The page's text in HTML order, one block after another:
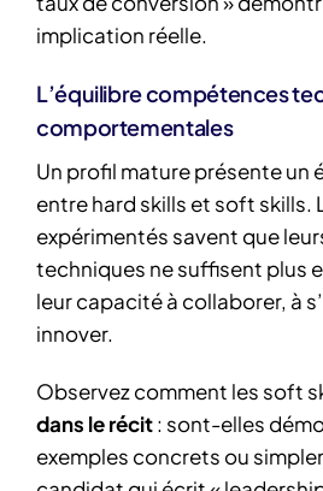
implication réelle.
L’équilibre compétences
comportementales
Un profil mature présente un
entre hard skills et soft skills.
expérimentés savent que
techniques ne suffisent plus
leur capacité à collaborer, à
innover.
Observez comment les soft
dans le récit: sont-elles
exemples concrets ou